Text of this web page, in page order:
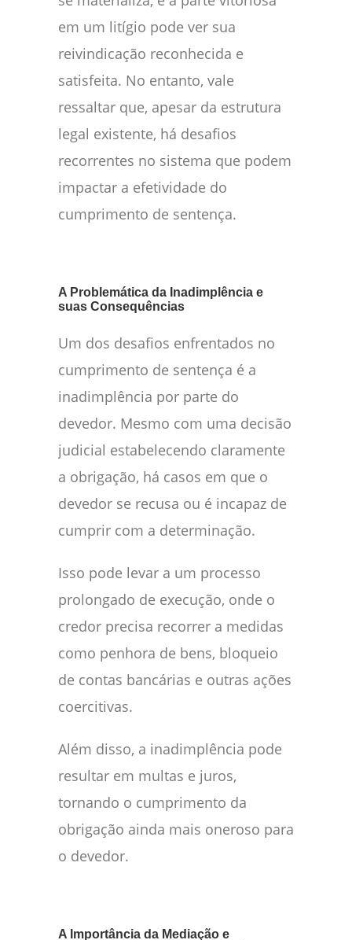
em um litígio pode ver sua
reivindicação reconhecida e
satisfeita. No entanto, vale
ressaltar que, apesar da estrutura
legal existente, há desafios
recorrentes no sistema que podem
impactar a efetividade do
cumprimento de sentença.
A Problemática da Inadimplência e
suas Consequências
Um dos desafios enfrentados no
cumprimento de sentença é a
inadimplência por parte do
devedor. Mesmo com uma decisão
judicial estabelecendo claramente
a obrigação, há casos em que o
devedor se recusa ou é incapaz de
cumprir com a determinação.
Isso pode levar a um processo
prolongado de execução, onde o
credor precisa recorrer a medidas
como penhora de bens, bloqueio
de contas bancárias e outras ações
coercitivas.
Além disso, a inadimplência pode
resultar em multas e juros,
tornando o cumprimento da
obrigação ainda mais oneroso para
o devedor.
A Importância da Mediação e